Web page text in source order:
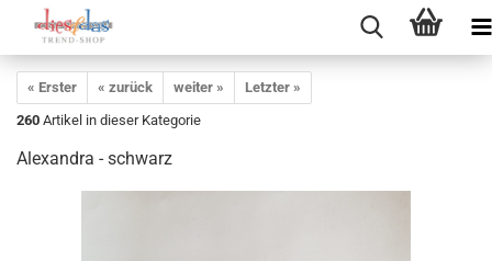
« Erster « zurück weiter »
Letzter »
260 Artikel in dieser Kategorie
Alexandra - schwarz